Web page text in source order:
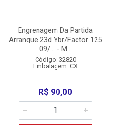
Engrenagem Da Partida
Arranque 23d Ybr/Factor 125
09/... - M...
Código: 32820
Embalagem: CX
R$ 90,00